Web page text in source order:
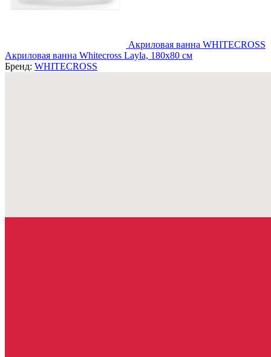
Акриловая ванна WHITECROSS
Акриловая ванна Whitecross Layla, 180x80 см
Бренд: WHITECROSS